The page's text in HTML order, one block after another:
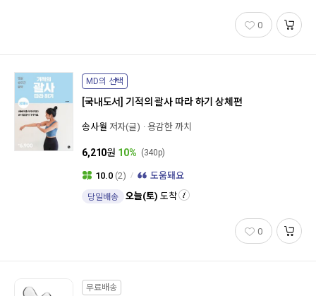
0
MD의 선택
[국내도서] 기적의 괄사 따라 하기 상체편
송사월 저자(글) 용감한 까치
6,210원 10% (340p)
10.0 (2) 도움돼요
당일배송 오늘(토) 도착
0
무료배송